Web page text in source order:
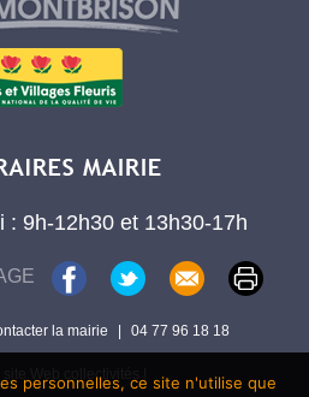
: 9h-12h30 et 13h30-17h
la mairie | 04 77 96 18 18
site Web collectivités !
personnelles, ce site n'utilise que